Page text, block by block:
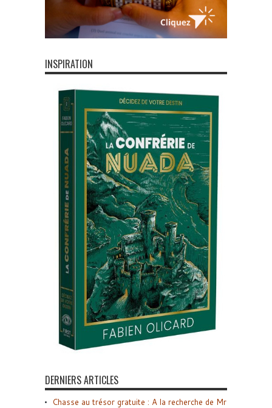
INSPIRATION
DERNIERS ARTICLES
Chasse au trésor gratuite : A la recherche de Mr